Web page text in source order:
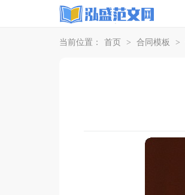
当前位置： 首页 > 合同模板 >